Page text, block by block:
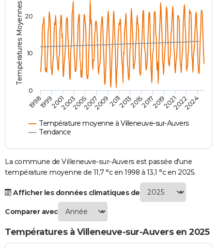
Destinations
City break
Voyage nature
Voyage de noces
Forum
Climat
PHOTO
GUIDES D'ACHAT
BONS PLANS
CARTE DE VOEUX
Carte de Noël
Carte Bonne année
Carte Saint-Valentin
Carte Pâques
Carte d'anniversaire
DICTIONNAIRE
Dictionnaire
Biographies
Citations
Expressions
Proverbes
PROGRAMME TV
COPAINS D'AVANT
S'inscrire
Se connecter
Lycées
Collèges
Primaires
Universités
Entreprises
Service militaire
Avis de recherche
AVIS DE DÉCÈS
FORUM
Températures Moyennes ( °C )
Température moyenne à Villeneuve-sur-Auvers
Tendance
199819992001200320052007200920112013201520172019202120222024
0
10
20
La commune de Villeneuve-sur-Auvers est passée d'une
température moyenne de 11,7 °c en 1998 à 13,1 °c en 2025.
Afficher les données climatiques de
Comparer avec
Températures à Villeneuve-sur-Auvers en 2025